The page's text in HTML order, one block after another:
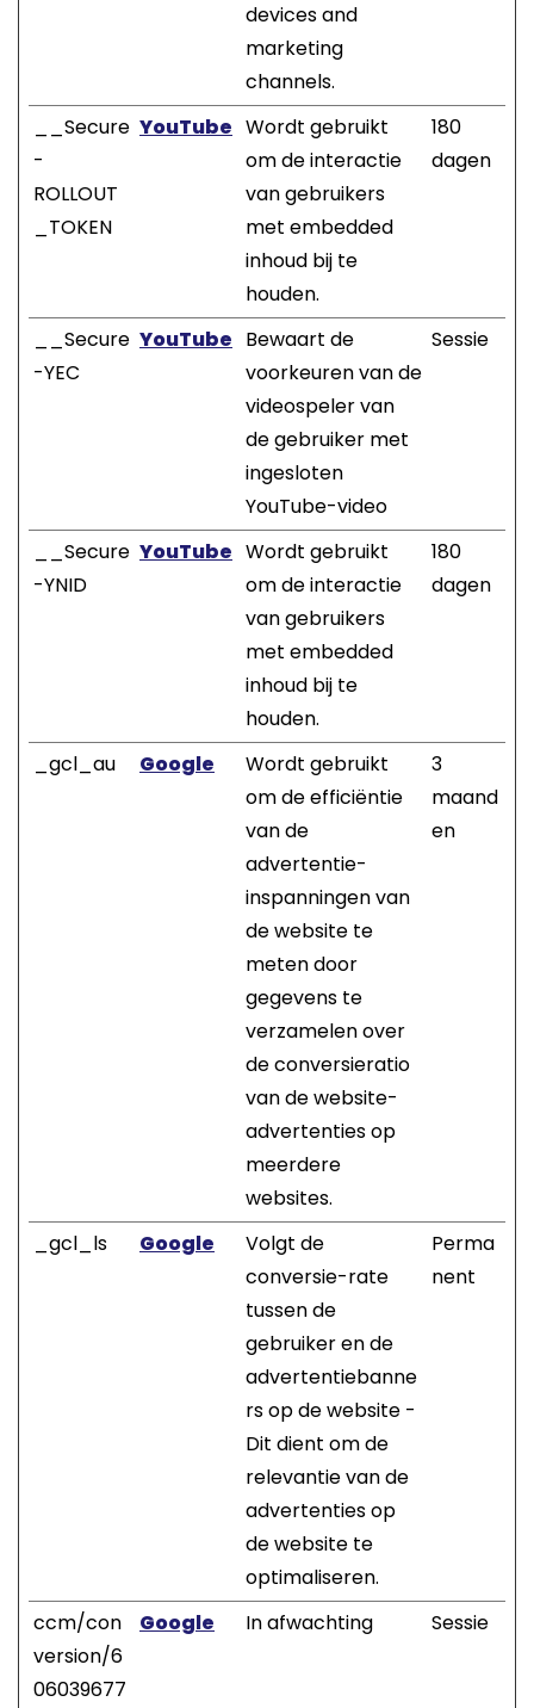
devices and
marketing
channels.
__Secure
-
ROLLOUT
_TOKEN
YouTube Wordt gebruikt
om de interactie
van gebruikers
met embedded
inhoud bij te
houden.
180
dagen
__Secure
-YEC
YouTube Bewaart de
voorkeuren van de
videospeler van
de gebruiker met
ingesloten
YouTube-video
Sessie
__Secure
-YNID
YouTube Wordt gebruikt
om de interactie
van gebruikers
met embedded
inhoud bij te
houden.
180
dagen
_gcl_au Google
Wordt gebruikt
om de efficiëntie
van de
advertentie-
inspanningen van
de website te
meten door
gegevens te
verzamelen over
de conversieratio
van de website-
advertenties op
meerdere
websites.
3
maand
en
_gcl_ls Google
Volgt de
conversie-rate
tussen de
gebruiker en de
advertentiebanne
rs op de website -
Dit dient om de
relevantie van de
advertenties op
de website te
optimaliseren.
Perma
nent
ccm/con
version/6
06039677
Google In afwachting Sessie